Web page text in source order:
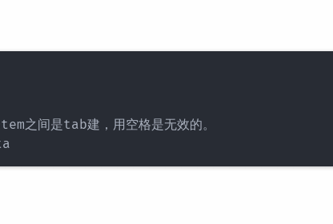
之间是tab建，用空格是无效的。